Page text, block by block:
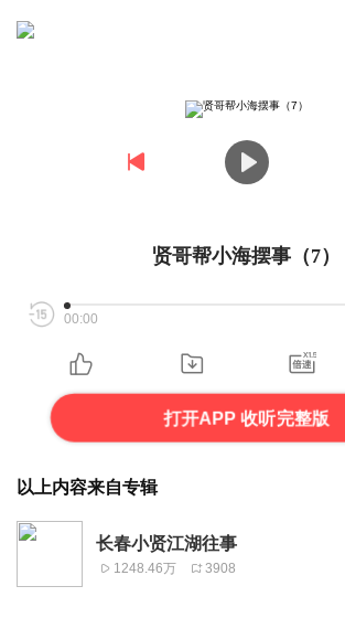
贤哥帮小海摆事（7）
00:00
打开APP 收听完整版
以上内容来自专辑
长春小贤江湖往事
1248.46万 3908